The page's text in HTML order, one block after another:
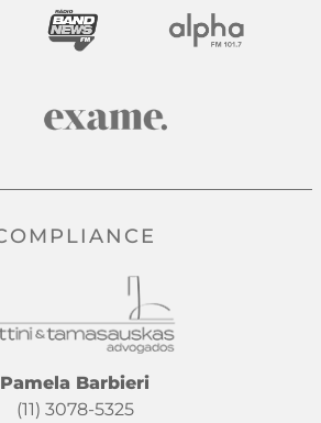
Pamela Barbieri
(11) 3078-5325